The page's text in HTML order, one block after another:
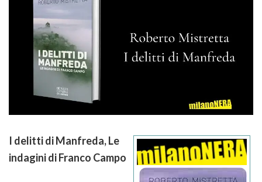
I delitti di Manfreda, Le
indagini di Franco Campo